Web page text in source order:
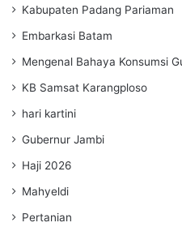
Kabupaten Padang Pariaman
Embarkasi Batam
Mengenal Bahaya Konsumsi
KB Samsat Karangploso
hari kartini
Gubernur Jambi
Haji 2026
Mahyeldi
Pertanian